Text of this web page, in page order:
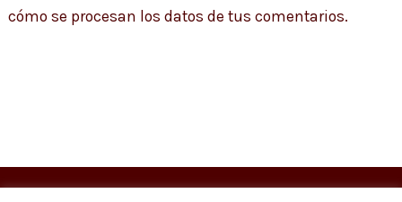
cómo se procesan los datos de tus comentarios.